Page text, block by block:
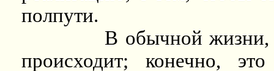
полпути.
В обычной жизни,
происходит; конечно, это